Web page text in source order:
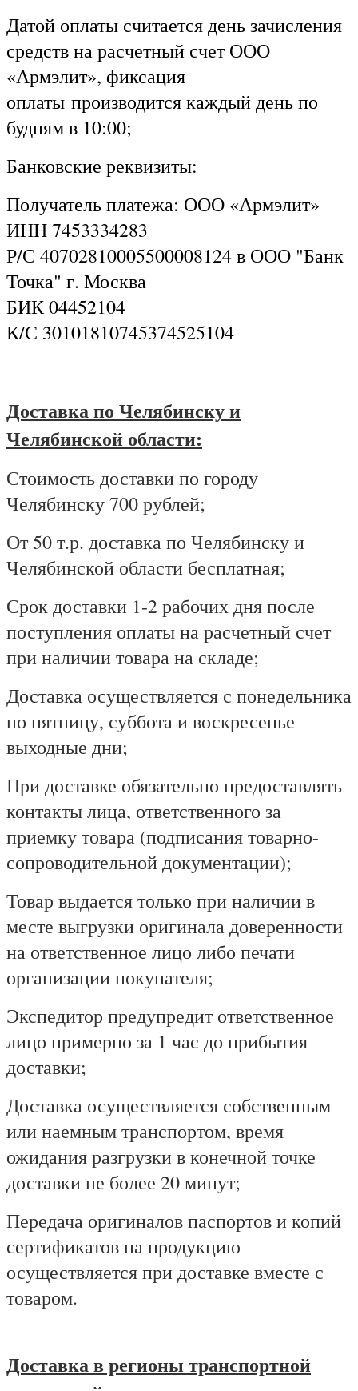
Датой оплаты считается день зачисления
средств на расчетный счет ООО
«Армэлит», фиксация
оплаты производится каждый день по
будням в 10:00;
Банковские реквизиты:
Получатель платежа: ООО «Армэлит»
ИНН 7453334283
Р/С 40702810005500008124 в ООО "Банк
Точка" г. Москва
БИК 04452104
К/С 30101810745374525104
Доставка по Челябинску и
Челябинской области:
Стоимость доставки по городу
Челябинску 700 рублей;
От 50 т.р. доставка по Челябинску и
Челябинской области бесплатная;
Срок доставки 1-2 рабочих дня после
поступления оплаты на расчетный счет
при наличии товара на складе;
Доставка осуществляется с понедельника
по пятницу, суббота и воскресенье
выходные дни;
При доставке обязательно предоставлять
контакты лица, ответственного за
приемку товара (подписания товарно-
сопроводительной документации);
Товар выдается только при наличии в
месте выгрузки оригинала доверенности
на ответственное лицо либо печати
организации покупателя;
Экспедитор предупредит ответственное
лицо примерно за 1 час до прибытия
доставки;
Доставка осуществляется собственным
или наемным транспортом, время
ожидания разгрузки в конечной точке
доставки не более 20 минут;
Передача оригиналов паспортов и копий
сертификатов на продукцию
осуществляется при доставке вместе с
товаром.
Доставка в регионы транспортной